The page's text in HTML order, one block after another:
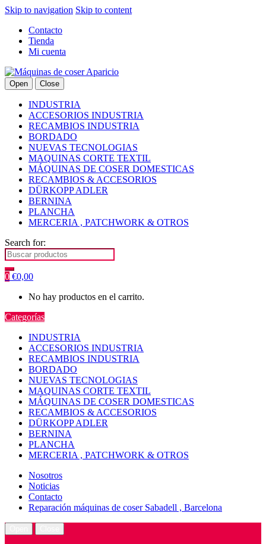
Skip to navigation Skip to content
Contacto
Tienda
Mi cuenta
Open Close
INDUSTRIA
ACCESORIOS INDUSTRIA
RECAMBIOS INDUSTRIA
BORDADO
NUEVAS TECNOLOGIAS
MAQUINAS CORTE TEXTIL
MÁQUINAS DE COSER DOMESTICAS
RECAMBIOS & ACCESORIOS
DÜRKOPP ADLER
BERNINA
PLANCHA
MERCERIA , PATCHWORK & OTROS
Search for:
0 €0,00
No hay productos en el carrito.
Categorías
INDUSTRIA
ACCESORIOS INDUSTRIA
RECAMBIOS INDUSTRIA
BORDADO
NUEVAS TECNOLOGIAS
MAQUINAS CORTE TEXTIL
MÁQUINAS DE COSER DOMESTICAS
RECAMBIOS & ACCESORIOS
DÜRKOPP ADLER
BERNINA
PLANCHA
MERCERIA , PATCHWORK & OTROS
Nosotros
Noticias
Contacto
Reparación máquinas de coser Sabadell , Barcelona